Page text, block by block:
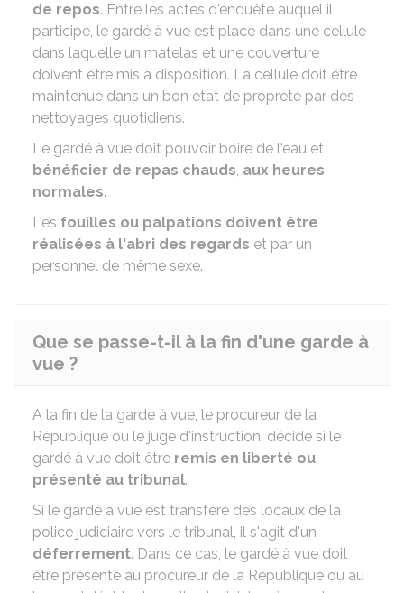
de repos. Entre les actes d'enquête auquel il
participe, le gardé à vue est placé dans une cellule
dans laquelle un matelas et une couverture
doivent être mis à disposition. La cellule doit être
maintenue dans un bon état de propreté par des
nettoyages quotidiens.
Le gardé à vue doit pouvoir boire de l'eau et
bénéficier de repas chauds, aux heures
normales.
Les fouilles ou palpations doivent être
réalisées à l'abri des regards et par un
personnel de même sexe.
Que se passe-t-il à la fin d'une garde à
vue ?
A la fin de la garde à vue, le procureur de la
République ou le juge d'instruction, décide si le
gardé à vue doit être remis en liberté ou
présenté au tribunal.
Si le gardé à vue est transféré des locaux de la
police judiciaire vers le tribunal, il s'agit d'un
déferrement. Dans ce cas, le gardé à vue doit
être présenté au procureur de la République ou au